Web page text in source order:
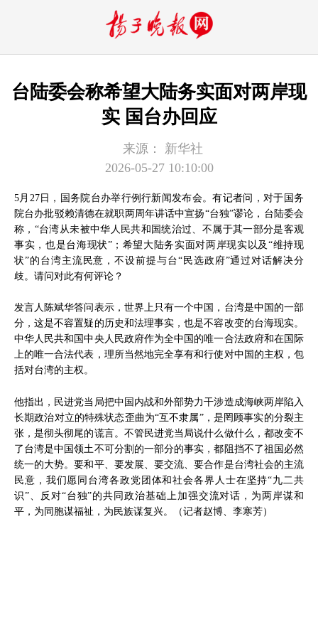
台陆委会称希望大陆务实面对两岸现
实 国台办回应
来源：
新华社
2026-05-27 10:10:00
5月27日，国务院台办举行例行新闻发布会。有记者问，对于国务
院台办批驳赖清德在就职两周年讲话中宣扬“台独”谬论，台陆委会
称，“台湾从未被中华人民共和国统治过、不属于其一部分是客观
事实，也是台海现状”；希望大陆务实面对两岸现实以及“维持现
状”的台湾主流民意，不设前提与台“民选政府”通过对话解决分
歧。请问对此有何评论？
发言人陈斌华答问表示，世界上只有一个中国，台湾是中国的一部
分，这是不容置疑的历史和法理事实，也是不容改变的台海现实。
中华人民共和国中央人民政府作为全中国的唯一合法政府和在国际
上的唯一合法代表，理所当然地完全享有和行使对中国的主权，包
括对台湾的主权。
他指出，民进党当局把中国内战和外部势力干涉造成海峡两岸陷入
长期政治对立的特殊状态歪曲为“互不隶属”，是罔顾事实的分裂主
张，是彻头彻尾的谎言。不管民进党当局说什么做什么，都改变不
了台湾是中国领土不可分割的一部分的事实，都阻挡不了祖国必然
统一的大势。要和平、要发展、要交流、要合作是台湾社会的主流
民意，我们愿同台湾各政党团体和社会各界人士在坚持“九二共
识”、反对“台独”的共同政治基础上加强交流对话，为两岸谋和
平，为同胞谋福祉，为民族谋复兴。（记者赵博、李寒芳）